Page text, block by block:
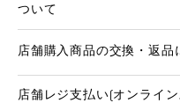
ついて
店舗購入商品の交換・返品
店舗レジ支払い(オンライ